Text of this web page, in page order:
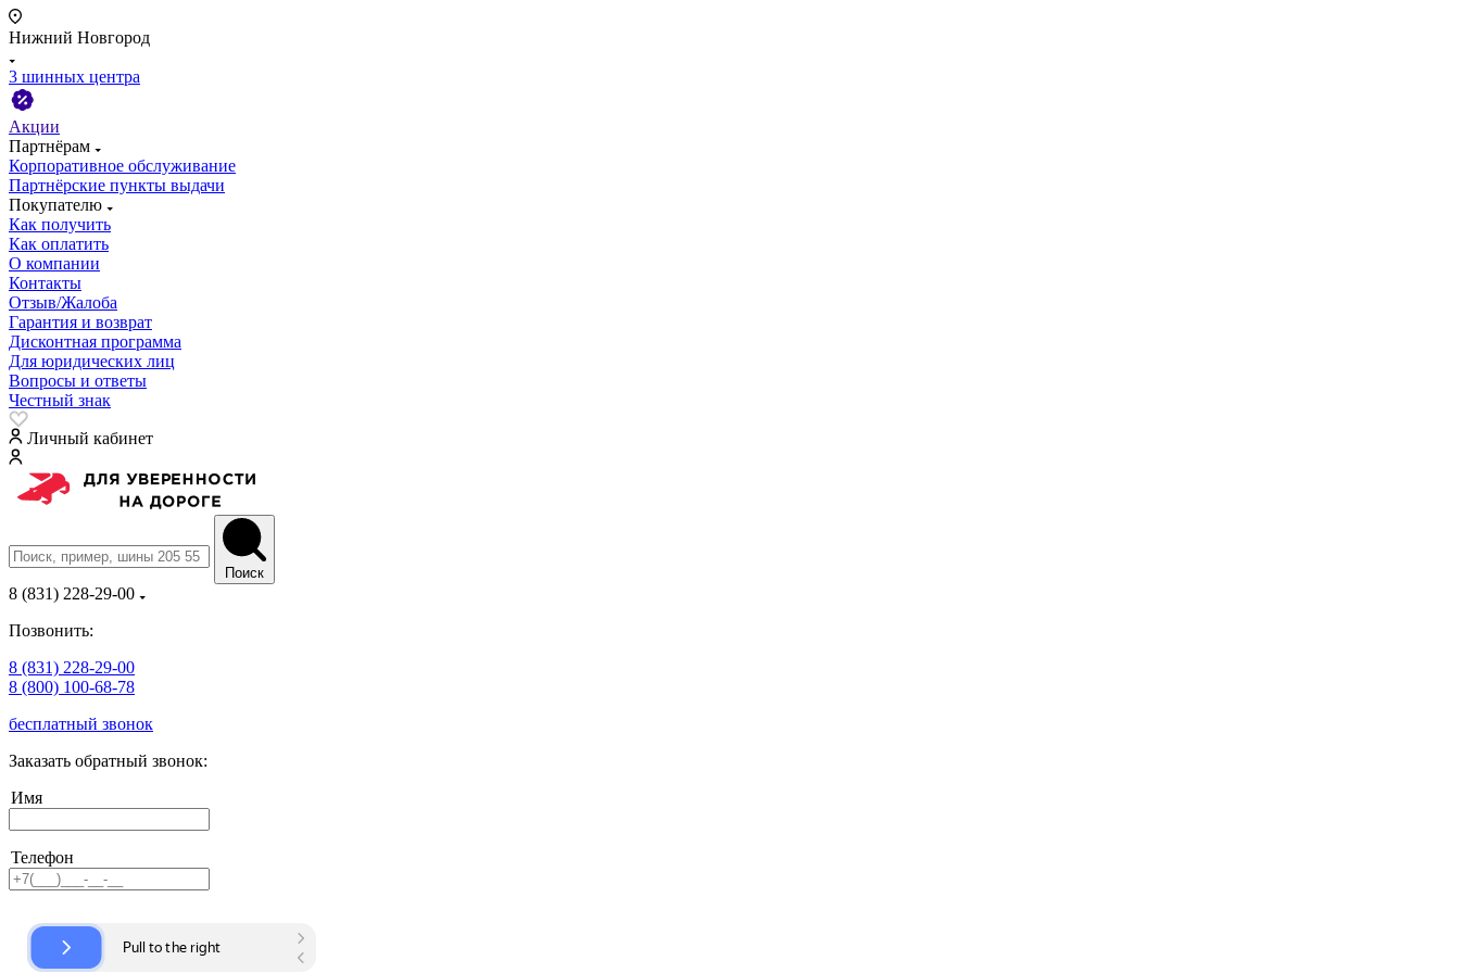
Нижний Новгород
3 шинных центра
Акции
Партнёрам
Корпоративное обслуживание
Партнёрские пункты выдачи
Покупателю
Как получить
Как оплатить
О компании
Контакты
Отзыв/Жалоба
Гарантия и возврат
Дисконтная программа
Для юридических лиц
Вопросы и ответы
Честный знак
Личный кабинет
Поиск
8 (831) 228-29-00
Позвонить:
8 (831) 228-29-00
8 (800) 100-68-78
бесплатный звонок
Заказать обратный звонок:
Имя
Телефон